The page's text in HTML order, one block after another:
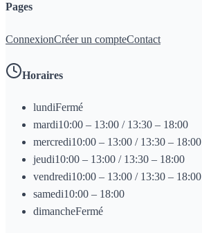
Pages
ConnexionCréer un compteContact
Horaires
lundiFermé
mardi10:00 – 13:00 / 13:30 – 18:00
mercredi10:00 – 13:00 / 13:30 – 18:00
jeudi10:00 – 13:00 / 13:30 – 18:00
vendredi10:00 – 13:00 / 13:30 – 18:00
samedi10:00 – 18:00
dimancheFermé